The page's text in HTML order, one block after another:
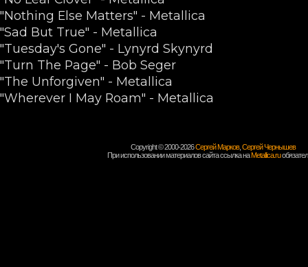
"Nothing Else Matters" - Metallica
"Sad But True" - Metallica
"Tuesday's Gone" - Lynyrd Skynyrd
"Turn The Page" - Bob Seger
"The Unforgiven" - Metallica
"Wherever I May Roam" - Metallica
Copyright © 2000-2026Сергей Марков, Сергей Чернышев
При использовании материалов сайта ссылка наMetallica.ru